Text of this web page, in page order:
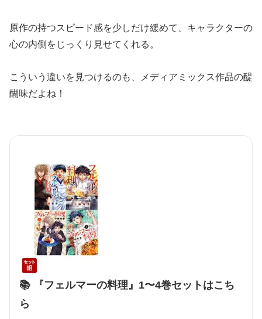
原作の持つスピード感を少しだけ緩めて、キャラクターの
心の内側をじっくり見せてくれる。
こういう違いを見つけるのも、メディアミックス作品の醍
醐味だよね！
📚 『フェルマーの料理』1〜4巻セットはこち
ら